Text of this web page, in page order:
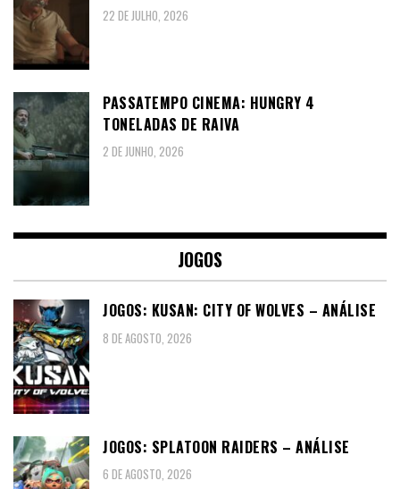
22 DE JULHO, 2026
PASSATEMPO CINEMA: HUNGRY 4
TONELADAS DE RAIVA
2 DE JUNHO, 2026
JOGOS
JOGOS: KUSAN: CITY OF WOLVES – ANÁLISE
8 DE AGOSTO, 2026
JOGOS: SPLATOON RAIDERS – ANÁLISE
6 DE AGOSTO, 2026